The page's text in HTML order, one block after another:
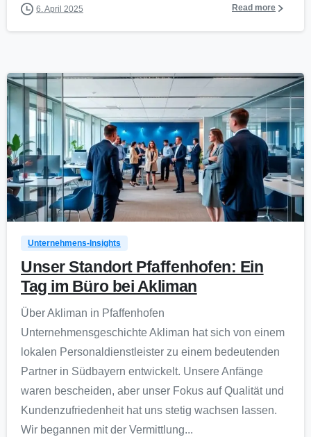
6. April 2025 Read more
0
Unternehmens-Insights
Unser Standort Pfaffenhofen: Ein
Tag im Büro bei Akliman
Über Akliman in Pfaffenhofen
Unternehmensgeschichte Akliman hat sich von einem
lokalen Personaldienstleister zu einem bedeutenden
Partner in Südbayern entwickelt. Unsere Anfänge
waren bescheiden, aber unser Fokus auf Qualität und
Kundenzufriedenheit hat uns stetig wachsen lassen.
Wir begannen mit der Vermittlung...